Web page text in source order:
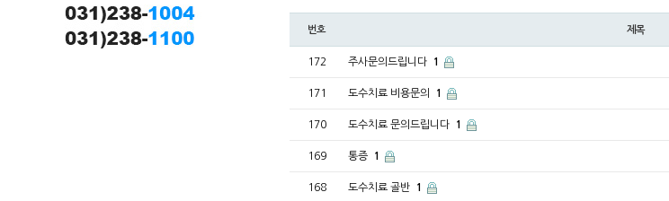
번호 제목
172 주사문의드립니다 1
171 도수치료 비용문의 1
170 도수치료 문의드립니다 1
169 통증 1
168 도수치료 골반 1